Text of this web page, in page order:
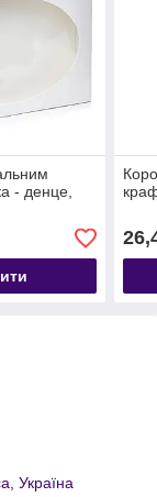
- денце,
Україна